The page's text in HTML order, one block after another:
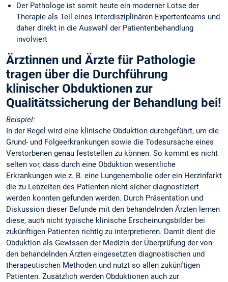
Der Pathologe ist somit heute ein moderner Lotse der
Therapie als Teil eines interdisziplinären Expertenteams und
daher direkt in die Auswahl der Patientenbehandlung
involviert
Ärztinnen und Ärzte für Pathologie
tragen über die Durchführung
klinischer Obduktionen zur
Qualitätssicherung der Behandlung bei!
Beispiel:
In der Regel wird eine klinische Obduktion durchgeführt, um die
Grund- und Folgeerkrankungen sowie die Todesursache eines
Verstorbenen genau feststellen zu können. So kommt es nicht
selten vor, dass durch eine Obduktion wesentliche
Erkrankungen wie z. B. eine Lungenembolie oder ein Herzinfarkt
die zu Lebzeiten des Patienten nicht sicher diagnostiziert
werden konnten gefunden werden. Durch Präsentation und
Diskussion dieser Befunde mit den behandelnden Ärzten lernen
diese, auch nicht typische klinische Erscheinungsbilder bei
zukünftigen Patienten richtig zu interpretieren. Damit dient die
Obduktion als Gewissen der Medizin der Überprüfung der von
den behandelnden Ärzten eingesetzten diagnostischen und
therapeutischen Methoden und nutzt so allen zukünftigen
Patienten. Zusätzlich werden Obduktionen auch zur